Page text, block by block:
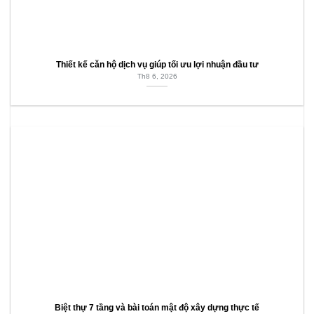
Thiết kế căn hộ dịch vụ giúp tối ưu lợi nhuận đầu tư
Th8 6, 2026
Biệt thự 7 tầng và bài toán mật độ xây dựng thực tế